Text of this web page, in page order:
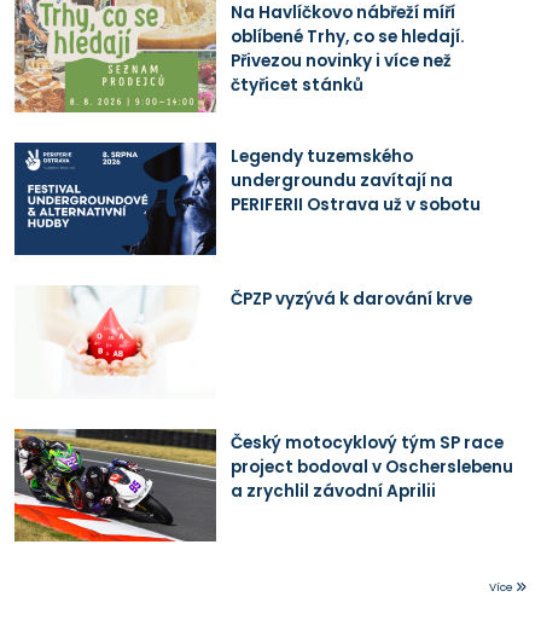
Na Havlíčkovo nábřeží míří
oblíbené Trhy, co se hledají.
Přivezou novinky i více než
čtyřicet stánků
Legendy tuzemského
undergroundu zavítají na
PERIFERII Ostrava už v sobotu
ČPZP vyzývá k darování krve
Český motocyklový tým SP race
project bodoval v Oscherslebenu
a zrychlil závodní Aprilii
Více